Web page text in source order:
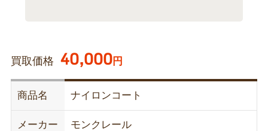
買取価格 40,000円
商品名 ナイロンコート
メーカー モンクレール